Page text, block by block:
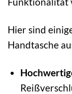
Hier sind
Handtasche